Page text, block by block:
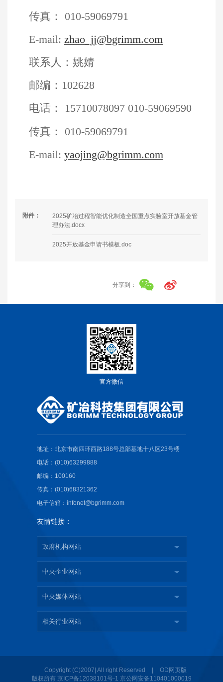
传真：
010-59069791
E-mail: zhao_jj@bgrimm.com
联系人： 姚婧
邮编： 102628
电话：
15710078097 010-59069590
传真：
010-59069791
E-mail: yaojing@bgrimm.com
附件：
2025矿冶过程智能优化制造全国重点实验室开放基金管
理办法.docx
2025开放基金申请书模板.doc
分享到：
官方微信
地址：北京市南四环西路188号总部基地十八区23号楼
电话：(010)63299888
邮编：100160
传真：(010)68321362
电子信箱：infonet@bgrimm.com
友情链接：
政府机构网站
中央企业网站
中央媒体网站
相关行业网站
Copyright (C)2007| All right Reserved |
OD网页版
版权所有 京ICP备12038101号-1 京公网安备110401000019